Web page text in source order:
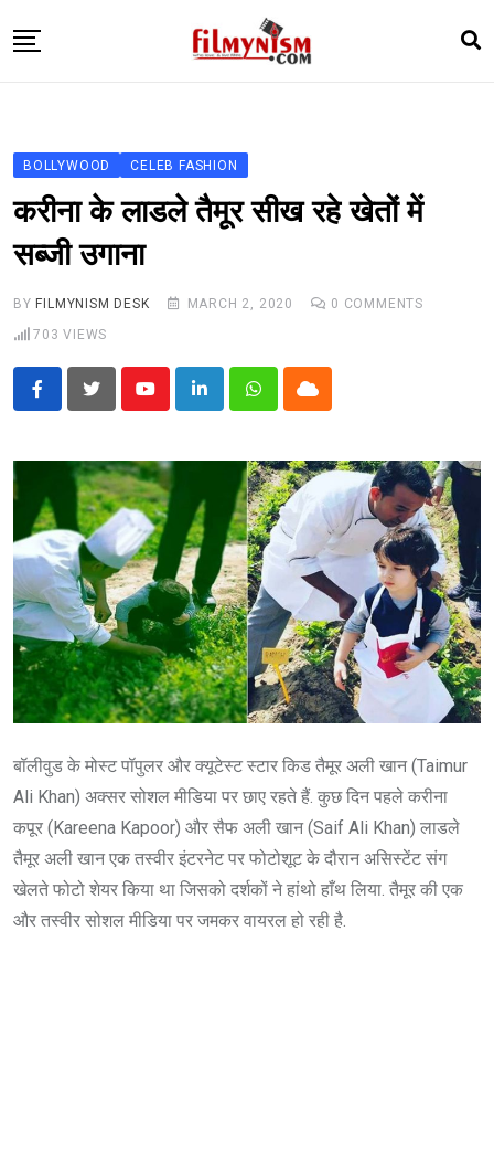
to
TELEVISION
BHOJPURI
NEWS ABTAK
STARRY SIDES
BOLLYWOOD CELEB FASHION
करीना के लाडले तैमूर सीख रहे खेतों में
सब्जी उगाना
BY FILMYNISM DESK MARCH 2, 2020 0 COMMENTS
703 VIEWS
YoutubeLinkedInWhatsappCloud
बॉलीवुड के मोस्ट पॉपुलर और क्यूटेस्ट स्टार किड तैमूर अली खान (Taimur
Ali Khan) अक्सर सोशल मीडिया पर छाए रहते हैं. कुछ दिन पहले करीना
कपूर (Kareena Kapoor) और सैफ अली खान (Saif Ali Khan) लाडले
तैमूर अली खान एक तस्वीर इंटरनेट पर फोटोशूट के दौरान असिस्टेंट संग
खेलते फोटो शेयर किया था जिसको दर्शकों ने हांथो हाँथ लिया. तैमूर की एक
और तस्वीर सोशल मीडिया पर जमकर वायरल हो रही है.